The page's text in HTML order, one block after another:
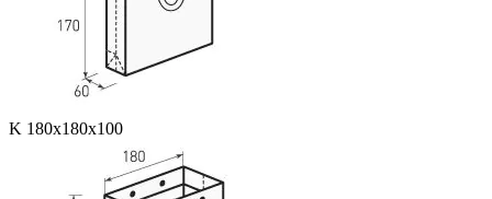
K 180x180x100